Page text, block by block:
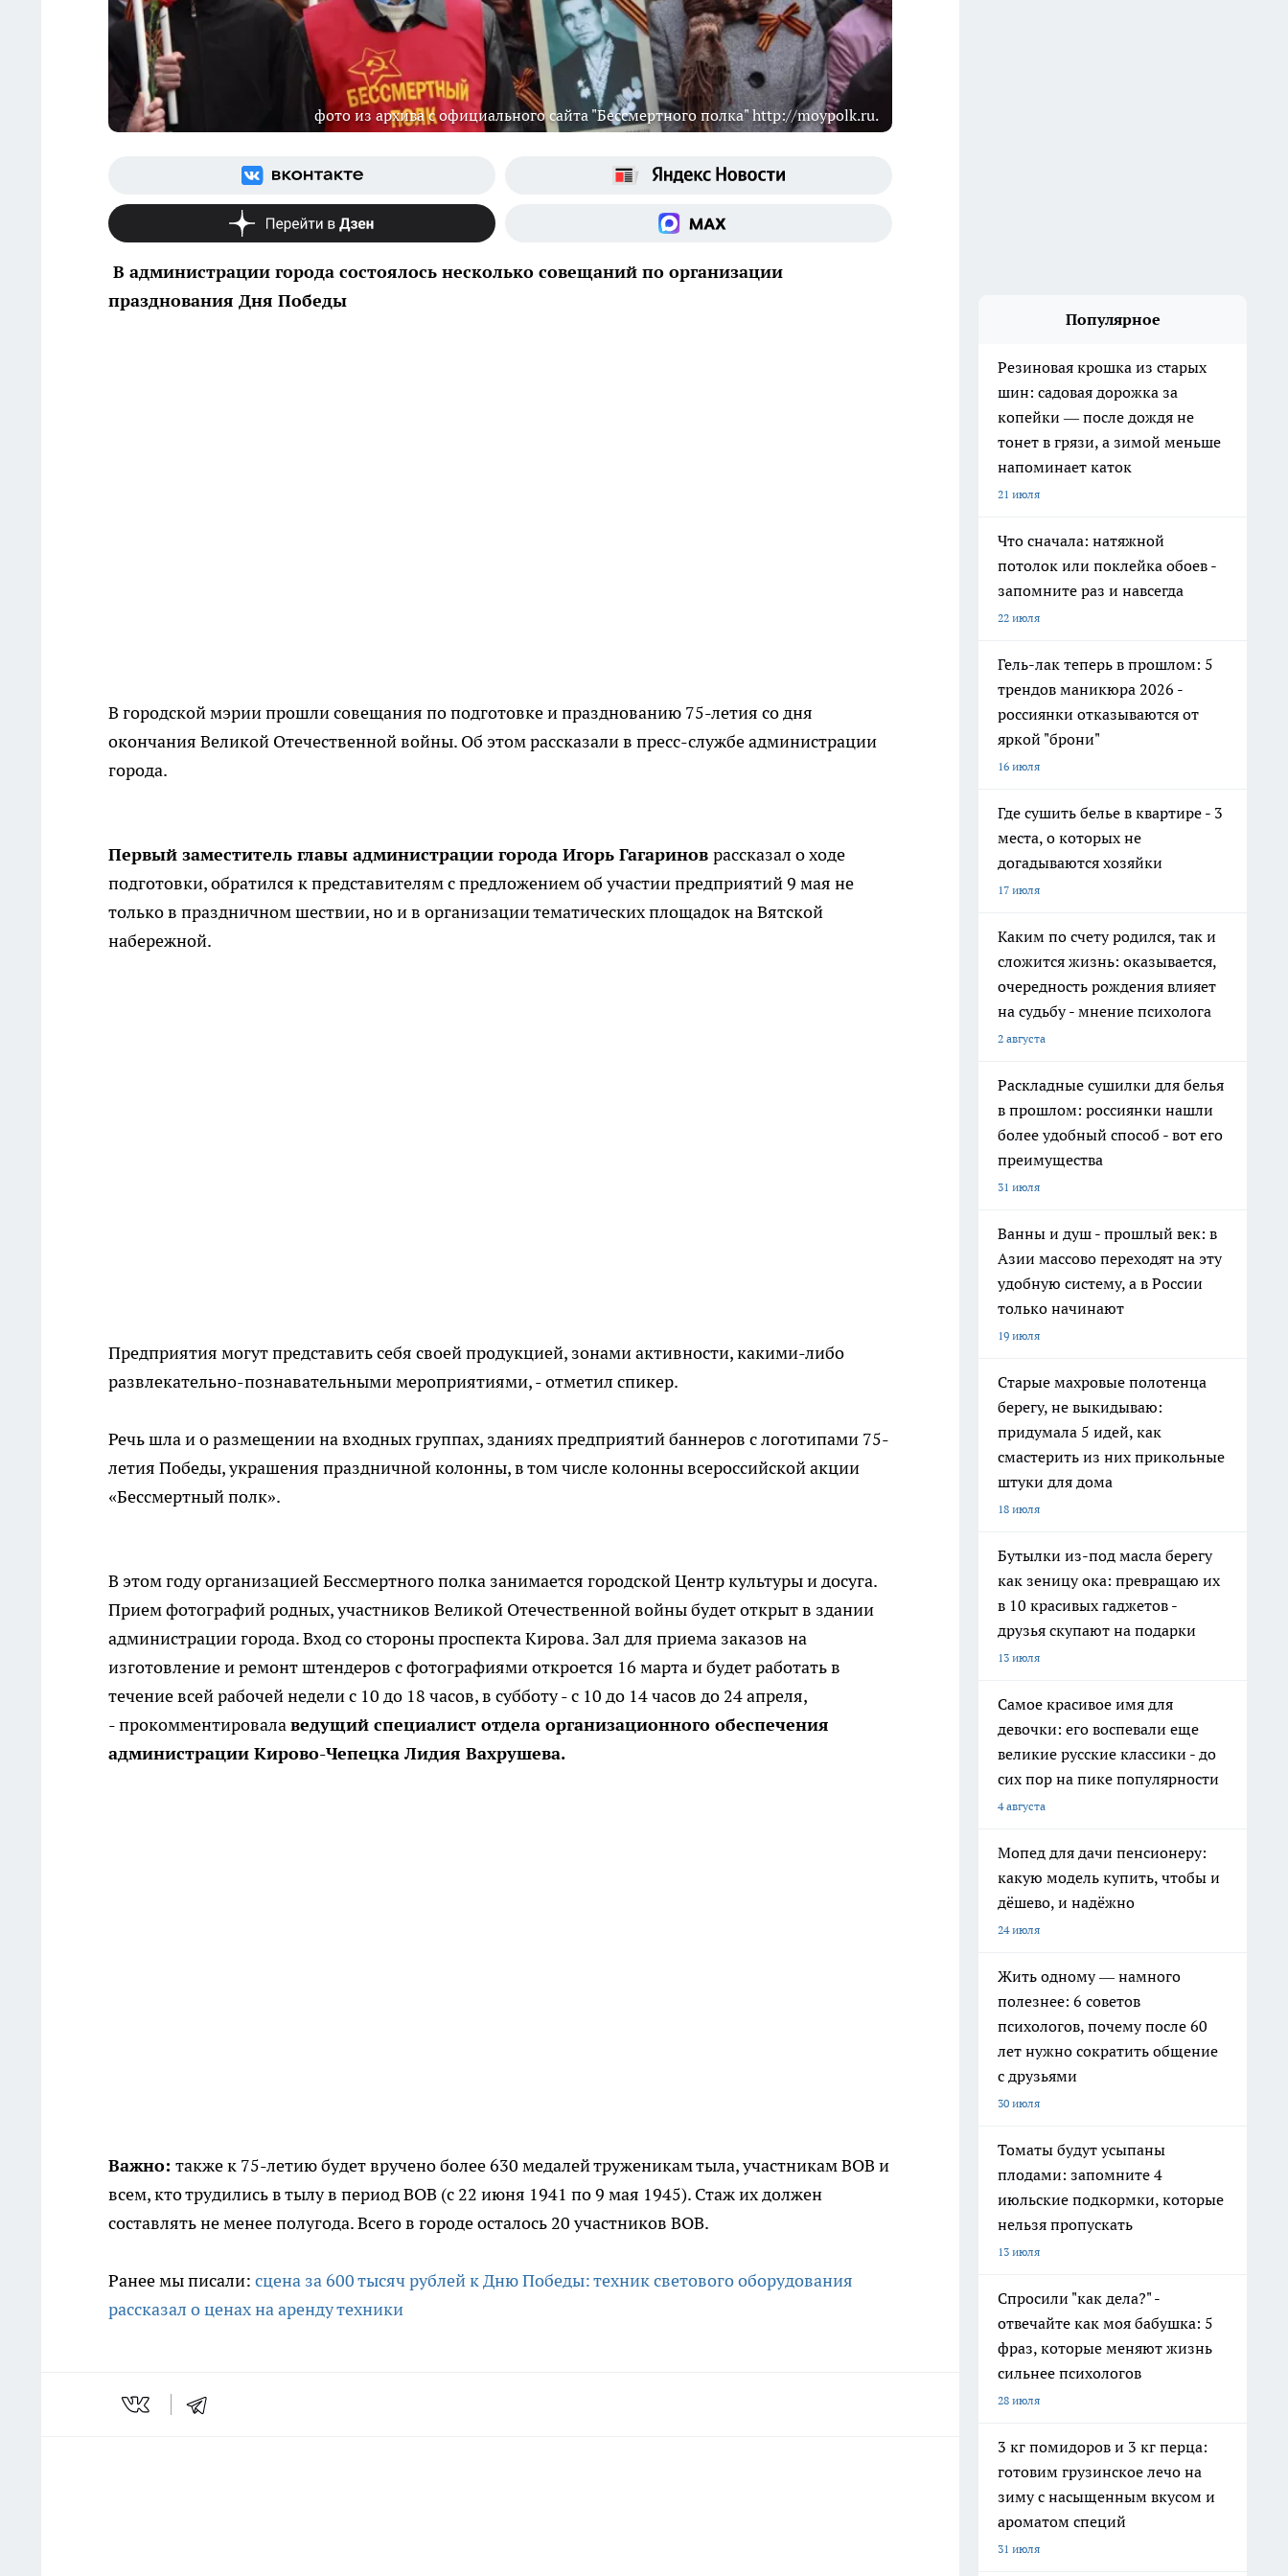
фото из архива с официального сайта "Бессмертного полка" http://moypolk.ru.
В администрации города состоялось несколько совещаний по организации
празднования Дня Победы
В городской мэрии прошли совещания по подготовке и празднованию 75-летия со дня
окончания Великой Отечественной войны. Об этом рассказали в пресс-службе администрации
города.
Первый заместитель главы администрации города Игорь Гагаринов рассказал о ходе
подготовки, обратился к представителям с предложением об участии предприятий 9 мая не
только в праздничном шествии, но и в организации тематических площадок на Вятской
набережной.
Предприятия могут представить себя своей продукцией, зонами активности, какими-либо
развлекательно-познавательными мероприятиями, - отметил спикер.
Речь шла и о размещении на входных группах, зданиях предприятий баннеров с логотипами 75-
летия Победы, украшения праздничной колонны, в том числе колонны всероссийской акции
«Бессмертный полк».
В этом году организацией Бессмертного полка занимается городской Центр культуры и досуга.
Прием фотографий родных, участников Великой Отечественной войны будет открыт в здании
администрации города. Вход со стороны проспекта Кирова. Зал для приема заказов на
изготовление и ремонт штендеров с фотографиями откроется 16 марта и будет работать в
течение всей рабочей недели с 10 до 18 часов, в субботу - с 10 до 14 часов до 24 апреля,
- прокомментировалаведущий специалист отдела организационного обеспечения
администрации Кирово-Чепецка Лидия Вахрушева.
Важно: также к 75-летию будет вручено более 630 медалей труженикам тыла, участникам ВОВ и
всем, кто трудились в тылу в период ВОВ (с 22 июня 1941 по 9 мая 1945). Стаж их должен
составлять не менее полугода. Всего в городе осталось 20 участников ВОВ.
Ранее мы писали: сцена за 600 тысяч рублей к Дню Победы: техник светового оборудования
рассказал о ценах на аренду техники
Популярное
Резиновая крошка из старых
шин: садовая дорожка за
копейки — после дождя не
тонет в грязи, а зимой меньше
напоминает каток
21 июля
Что сначала: натяжной
потолок или поклейка обоев -
запомните раз и навсегда
22 июля
Гель-лак теперь в прошлом: 5
трендов маникюра 2026 -
россиянки отказываются от
яркой "брони"
16 июля
Где сушить белье в квартире - 3
места, о которых не
догадываются хозяйки
17 июля
Каким по счету родился, так и
сложится жизнь: оказывается,
очередность рождения влияет
на судьбу - мнение психолога
2 августа
Раскладные сушилки для белья
в прошлом: россиянки нашли
более удобный способ - вот его
преимущества
31 июля
Ванны и душ - прошлый век: в
Азии массово переходят на эту
удобную систему, а в России
только начинают
19 июля
Старые махровые полотенца
берегу, не выкидываю:
придумала 5 идей, как
смастерить из них прикольные
штуки для дома
18 июля
Бутылки из-под масла берегу
как зеницу ока: превращаю их
в 10 красивых гаджетов -
друзья скупают на подарки
13 июля
Самое красивое имя для
девочки: его воспевали еще
великие русские классики - до
сих пор на пике популярности
4 августа
Мопед для дачи пенсионеру:
какую модель купить, чтобы и
дёшево, и надёжно
24 июля
Жить одному — намного
полезнее: 6 советов
психологов, почему после 60
лет нужно сократить общение
с друзьями
30 июля
Томаты будут усыпаны
плодами: запомните 4
июльские подкормки, которые
нельзя пропускать
13 июля
Спросили "как дела?" -
отвечайте как моя бабушка: 5
фраз, которые меняют жизнь
сильнее психологов
28 июля
3 кг помидоров и 3 кг перца:
готовим грузинское лечо на
зиму с насыщенным вкусом и
ароматом специй
31 июля